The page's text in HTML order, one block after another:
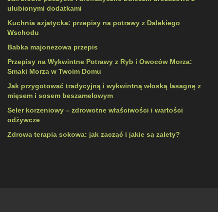
ulubionymi dodatkami
Kuchnia azjatycka: przepisy na potrawy z Dalekiego
Wschodu
Babka majonezowa przepis
Przepisy na Wykwintne Potrawy z Ryb i Owoców Morza:
Smaki Morza w Twoim Domu
Jak przygotować tradycyjną i wykwintną włoską lasagnę z
mięsem i sosem beszamelowym
Seler korzeniowy – zdrowotne właściwości i wartości
odżywcze
Zdrowa terapia sokowa: jak zacząć i jakie są zalety?